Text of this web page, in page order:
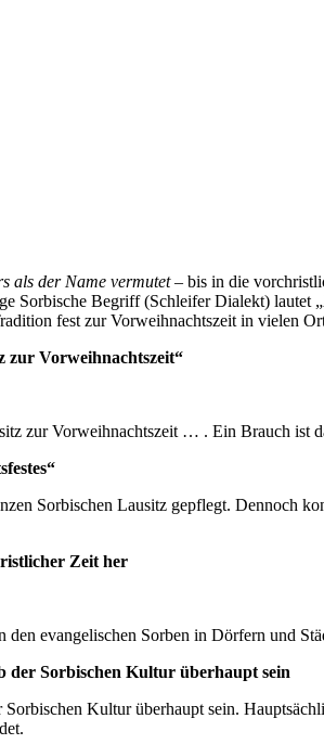
als der Name vermutet– bis in die
Sorbische Begriff (Schleifer Dialekt) lautet „
fest zur Vorweihnachtszeit in vielen
zur Vorweihnachtszeit“
zur Vorweihnachtszeit … . Ein Brauch ist
Sorbischen Lausitz gepflegt. Dennoch
Zeit her
evangelischen Sorben in Dörfern und
der Sorbischen Kultur überhaupt sein
Kultur überhaupt sein.